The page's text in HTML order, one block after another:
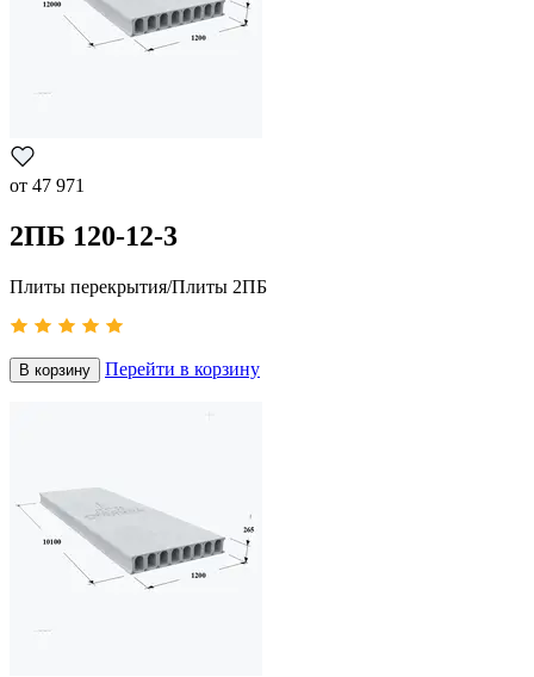
от 47 971
2ПБ 120-12-3
Плиты перекрытия/Плиты 2ПБ
В корзину Перейти в корзину